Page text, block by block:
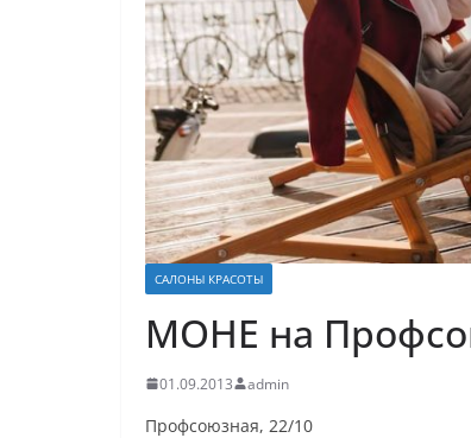
САЛОНЫ КРАСОТЫ
МОНЕ на
01.09.2013 admin
Профсоюзная, 22/10